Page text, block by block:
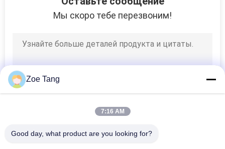
Поток светлые
Poles
Мы скоро тебе перезвоним!
Zoe Tang
7:16 AM
Good day, what product are you looking for?